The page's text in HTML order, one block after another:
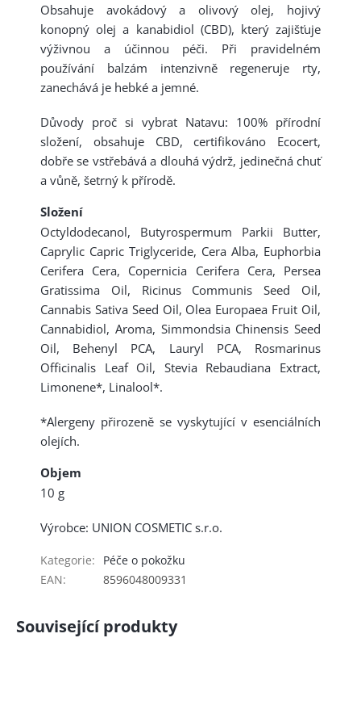
Obsahuje avokádový a olivový olej, hojivý
konopný olej a kanabidiol (CBD), který zajišťuje
výživnou a účinnou péči. Při pravidelném
používání balzám intenzivně regeneruje rty,
zanechává je hebké a jemné.
Důvody proč si vybrat Natavu: 100% přírodní
složení, obsahuje CBD, certifikováno Ecocert,
dobře se vstřebává a dlouhá výdrž, jedinečná chuť
a vůně, šetrný k přírodě.
Složení
Octyldodecanol, Butyrospermum Parkii Butter,
Caprylic Capric Triglyceride, Cera Alba, Euphorbia
Cerifera Cera, Copernicia Cerifera Cera, Persea
Gratissima Oil, Ricinus Communis Seed Oil,
Cannabis Sativa Seed Oil, Olea Europaea Fruit Oil,
Cannabidiol, Aroma, Simmondsia Chinensis Seed
Oil, Behenyl PCA, Lauryl PCA, Rosmarinus
Officinalis Leaf Oil, Stevia Rebaudiana Extract,
Limonene*, Linalool*.
*Alergeny přirozeně se vyskytující v esenciálních
olejích.
Objem
10 g
Výrobce: UNION COSMETIC s.r.o.
Kategorie:
Péče o pokožku
EAN: 8596048009331
Související produkty